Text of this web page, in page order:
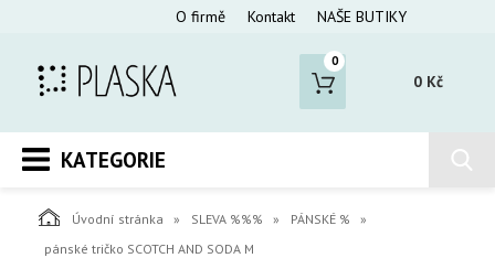
O firmě Kontakt NAŠE BUTIKY
0
0 Kč
KATEGORIE
Úvodní stránka SLEVA %%%
PÁNSKÉ %
pánské tričko SCOTCH AND SODA M